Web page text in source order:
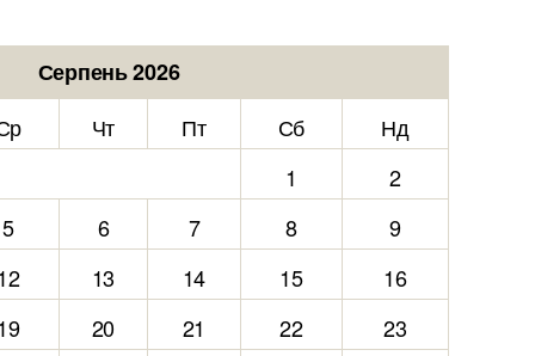
Серпень 2026
Чт Пт Сб
Нд
1
2
5
6 7 8
9
13 14 15
16
20 21 22
23